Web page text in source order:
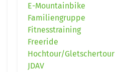
E-Mountainbike
Familiengruppe
Fitnesstraining
Freeride
Hochtour/Gletschertour
JDAV